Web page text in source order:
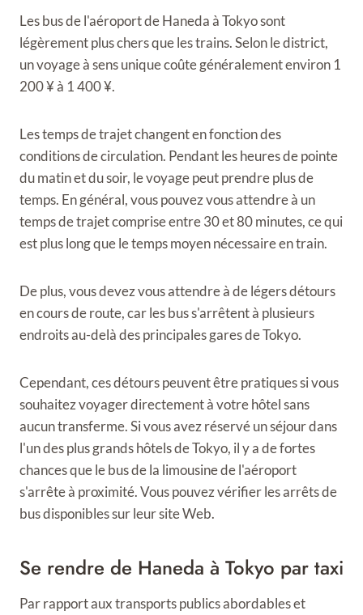
Les bus de l'aéroport de Haneda à Tokyo sont
légèrement plus chers que les trains. Selon le district,
un voyage à sens unique coûte généralement environ 1
200 ¥ à 1 400 ¥.
Les temps de trajet changent en fonction des
conditions de circulation. Pendant les heures de pointe
du matin et du soir, le voyage peut prendre plus de
temps. En général, vous pouvez vous attendre à un
temps de trajet comprise entre 30 et 80 minutes, ce qui
est plus long que le temps moyen nécessaire en train.
De plus, vous devez vous attendre à de légers détours
en cours de route, car les bus s'arrêtent à plusieurs
endroits au-delà des principales gares de Tokyo.
Cependant, ces détours peuvent être pratiques si vous
souhaitez voyager directement à votre hôtel sans
aucun transferme. Si vous avez réservé un séjour dans
l'un des plus grands hôtels de Tokyo, il y a de fortes
chances que le bus de la limousine de l'aéroport
s'arrête à proximité. Vous pouvez vérifier les arrêts de
bus disponibles sur leur site Web.
Se rendre de Haneda à Tokyo par taxi
Par rapport aux transports publics abordables et